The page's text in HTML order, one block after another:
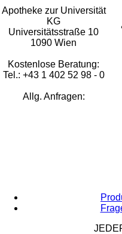
Apotheke zur Universität
KG
Universitätsstraße 10
1090 Wien
Kostenlose Beratung:
Tel.: +43 1 402 52 98 - 0
Allg. Anfragen: